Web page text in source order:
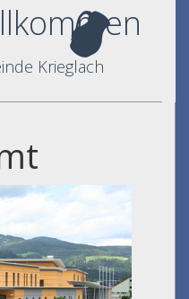
Krieglach